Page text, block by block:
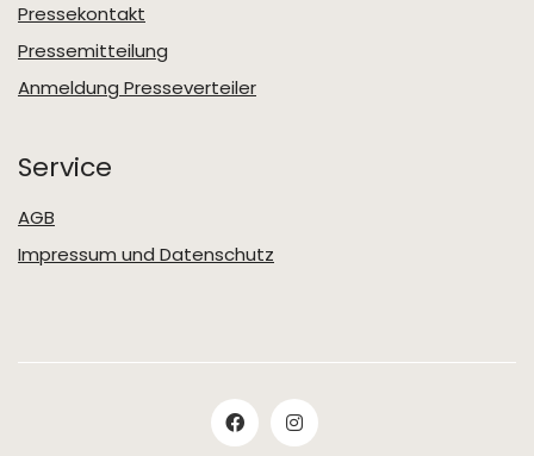
Pressekontakt
Pressemitteilung
Anmeldung Presseverteiler
Service
AGB
Impressum und Datenschutz